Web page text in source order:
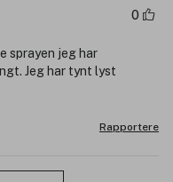
0
sprayen jeg har
Jeg har tynt lyst
Rapportere